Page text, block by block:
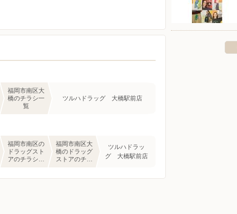
福岡市南区大
橋のチラシ一
覧
ツルハドラッグ 大橋駅前店
福岡市南区の
ドラッグスト
アのチラシ一
福岡市南区大
橋のドラッグ
ストアのチラ
ツルハドラッ
グ 大橋駅前店